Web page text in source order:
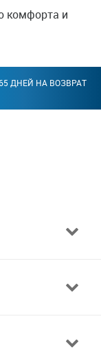
комфорта и
ДНЕЙ НА ВОЗВРАТ